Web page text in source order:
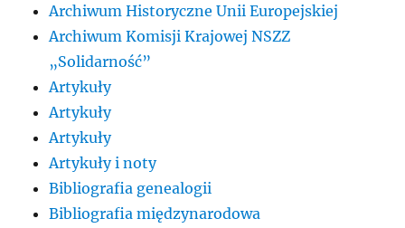
Archiwum Historyczne Unii Europejskiej
Archiwum Komisji Krajowej NSZZ
„Solidarność”
Artykuły
Artykuły
Artykuły
Artykuły i noty
Bibliografia genealogii
Bibliografia międzynarodowa